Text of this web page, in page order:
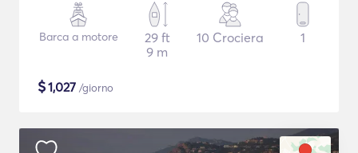
Barca a motore
29 ft
9 m
10 Crociera 1
$1,027 /giorno